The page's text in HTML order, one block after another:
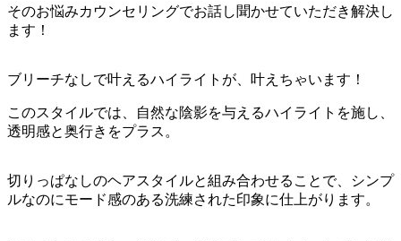
そのお悩みカウンセリングでお話し聞かせていただき解決し
ます！
ブリーチなしで叶えるハイライトが、叶えちゃいます！
このスタイルでは、自然な陰影を与えるハイライトを施し、
透明感と奥行きをプラス。
切りっぱなしのヘアスタイルと組み合わせることで、シンプ
ルなのにモード感のある洗練された印象に仕上がります。